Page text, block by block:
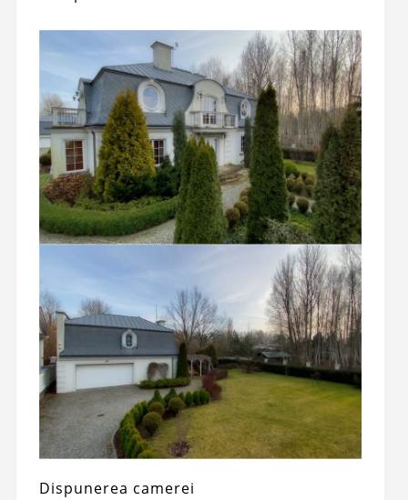
Dispunerea camerei